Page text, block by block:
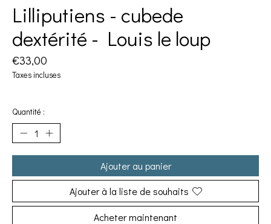
Lilliputiens - cubede
dextérité - Louis le loup
€33,00
Taxes incluses
Quantité :
Ajouter au panier
Ajouter à la liste de souhaits
Acheter maintenant